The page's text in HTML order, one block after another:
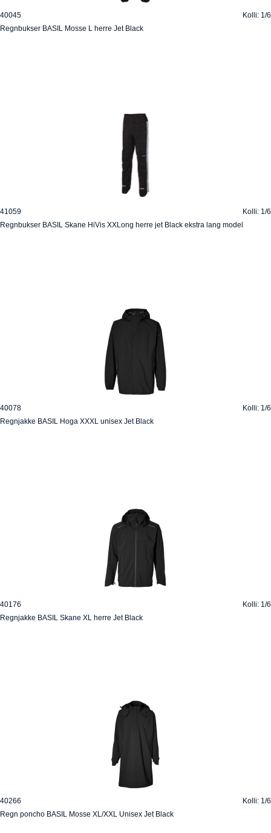
40045
Kolli: 1/6
Regnbukser BASIL Mosse L herre Jet Black
41059
Kolli: 1/6
Regnbukser BASIL Skane HiVis XXLong herre jet Black ekstra lang model
40078
Kolli: 1/6
Regnjakke BASIL Hoga XXXL unisex Jet Black
40176
Kolli: 1/6
Regnjakke BASIL Skane XL herre Jet Black
40266
Kolli: 1/6
Regn poncho BASIL Mosse XL/XXL Unisex Jet Black